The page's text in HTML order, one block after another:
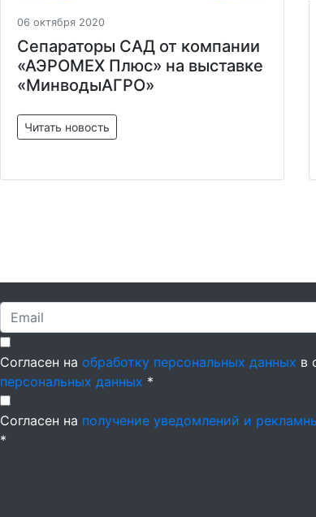
06 октября 2020
Сепараторы САД от компании
«АЭРОМЕХ Плюс» на выставке
«МинводыАГРО»
Читать новость
Согласен на обработку персональных данных в
персональных данных *
Согласен на получение уведомлений и
*